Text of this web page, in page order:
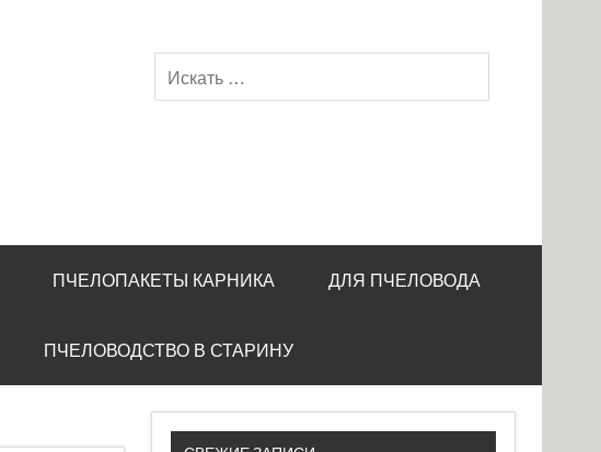
ПЧЕЛОПАКЕТЫ КАРНИКА ДЛЯ ПЧЕЛОВОДА
ПЧЕЛОВОДСТВО В СТАРИНУ